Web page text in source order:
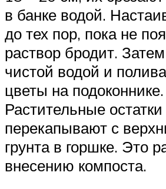
в банке водой.
до тех пор, пока не
раствор бродит.
чистой водой и
цветы на подоконнике.
Растительные остатки
перекапывают с
грунта в горшке. Это
внесению компоста.